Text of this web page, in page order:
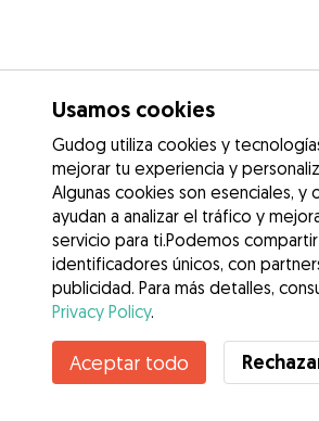
Contacta con
¿Conoces los Beneficios de
Usamos cookies
Gudog utiliza cookies y
mejorar tu experiencia y
Algunas cookies son esenciales, y
ayudan a analizar el tráfico y
servicio para ti.Podemos
identificadores únicos, con
publicidad. Para más detalles,
Privacy Policy.
Aceptar todo